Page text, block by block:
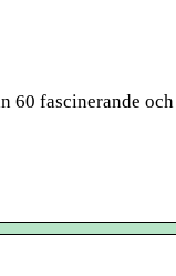
fascinerande